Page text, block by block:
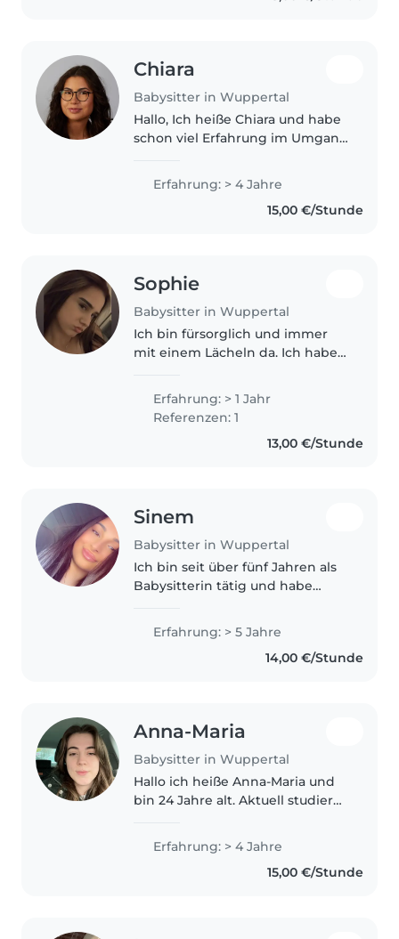
Chiara
Babysitter in Wuppertal
Hallo, Ich heiße Chiara und habe
schon viel Erfahrung im Umgang
innerhalb der Familie
gebabysittet habe. Außerdem
habe ich bereits Praktika im
Erfahrung: > 4 Jahre
15,00 €/Stunde
Sophie
Babysitter in Wuppertal
Ich bin fürsorglich und immer
mit einem Lächeln da. Ich habe
Vorschulkindern und kann gut
mit Haustieren, Hausarbeiten
und Kochen umgehen. Ich
Erfahrung: > 1 Jahr
Referenzen: 1
13,00 €/Stunde
Sinem
Babysitter in Wuppertal
Ich bin seit über fünf Jahren als
Babysitterin tätig und habe
Alters – vom Kleinkind bis zum
Teenager. Dank meiner
Ausbildung zur Medizinischen
Erfahrung: > 5 Jahre
14,00 €/Stunde
Anna-Maria
Babysitter in Wuppertal
Hallo ich heiße Anna-Maria und
bin 24 Jahre alt. Aktuell studiere
Lehramt. Seit Kindheitstagen
habe ich auf Kinder aus
Erfahrung: > 4 Jahre
15,00 €/Stunde